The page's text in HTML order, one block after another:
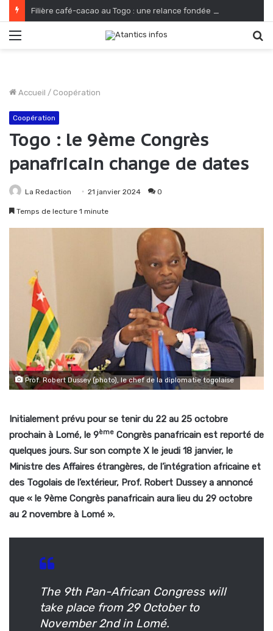
Accueil / Coopération
Coopération
Togo : le 9ème Congrès
panafricain change de dates
La Redaction 21 janvier 2024 0
Temps de lecture 1 minute
Prof. Robert Dussey (photo), le chef de la diplomatie togolaise
Initialement prévu pour se tenir du 22 au 25 octobre
prochain à Lomé, le 9ème Congrès panafricain est reporté de
quelques jours. Sur son compte X le jeudi 18 janvier, le
Ministre des Affaires étrangères, de l’intégration africaine et
des Togolais de l’extérieur, Prof. Robert Dussey a annoncé
que « le 9ème Congrès panafricain aura lieu du 29 octobre
au 2 novembre à Lomé ».
The 9th Pan-African Congress will
take place from 29 October to
November 2nd in Lomé.